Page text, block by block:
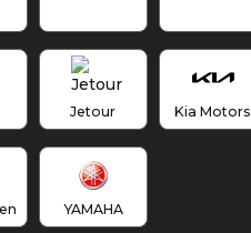
Jetour Kia Motors
YAMAHA